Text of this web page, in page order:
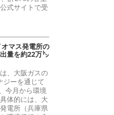
式サイトで受
マス発電所の
量を約22万㌧
、大阪ガスの
ジーを通じて
今月から環境
体的には、大
電所（兵庫県